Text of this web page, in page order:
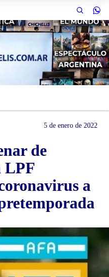
5 de enero de 2022
de
LPF
a